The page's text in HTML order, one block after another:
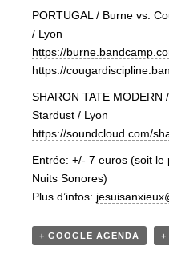
PORTUGAL / Burne vs.
/ Lyon
https://
https://cougardiscipline.
SHARON TATE
Stardust / Lyon
https://soundcloud.com/
Entrée: +/- 7 euros (soit le
Nuits Sonores)
Plus d’infos:
+ GOOGLE AGENDA +